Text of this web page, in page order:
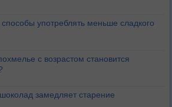
употреблять меньше сладкого
с возрастом становится
замедляет старение